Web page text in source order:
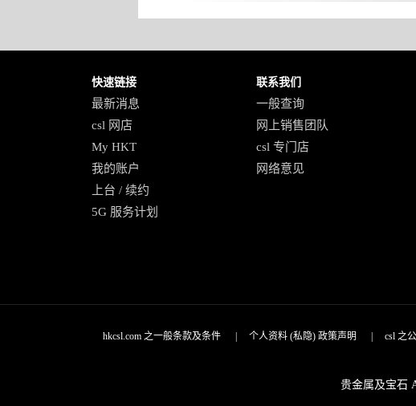
快速链接
最新消息
csl 网店
My HKT
我的账户
上台 / 续约
5G 服务计划
联系我们
一般查询
网上销售团队
csl 专门店
网络意见
hkcsl.com 之一般条款及条件| 个人资料 (私隐) 政策声明 | csl 之
贵金属及宝石